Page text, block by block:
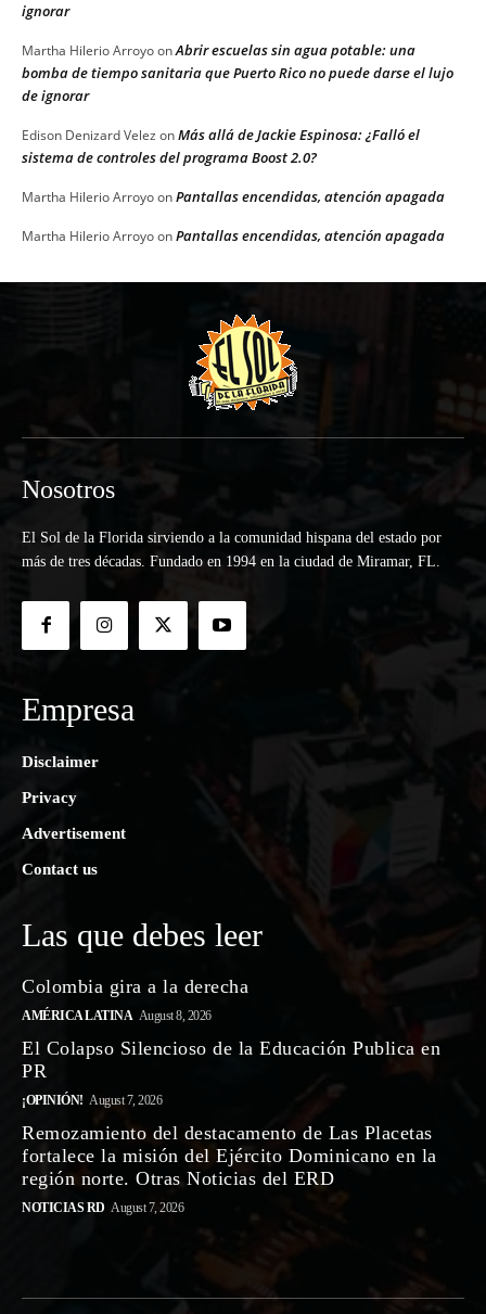
ignorar
Martha Hilerio ArroyoonAbrir escuelas sin agua potable: una
bomba de tiempo sanitaria que Puerto Rico no puede darse el lujo
de ignorar
Edison Denizard Velez onMás allá de Jackie Espinosa: ¿Falló el
sistema de controles del programa Boost 2.0?
Martha Hilerio ArroyoonPantallas encendidas, atención apagada
Martha Hilerio ArroyoonPantallas encendidas, atención apagada
Nosotros
El Sol de la Florida sirviendo a la comunidad hispana del estado por
más de tres décadas. Fundado en 1994 en la ciudad de Miramar, FL.
Empresa
Disclaimer
Privacy
Advertisement
Contact us
Las que debes leer
Colombia gira a la derecha
AMÉRICA LATINA August 8, 2026
El Colapso Silencioso de la Educación Publica en
PR
¡OPINIÓN! August 7, 2026
Remozamiento del destacamento de Las Placetas
fortalece la misión del Ejército Dominicano en la
región norte. Otras Noticias del ERD
NOTICIAS RD August 7, 2026